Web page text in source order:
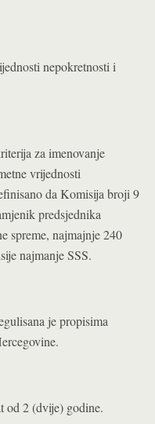
nepokretnosti i
za imenovanje
vrijednosti
da Komisija broji 9
predsjednika
spreme, najmajnje 240
najmanje SSS.
je propisima
od 2 (dvije) godine.